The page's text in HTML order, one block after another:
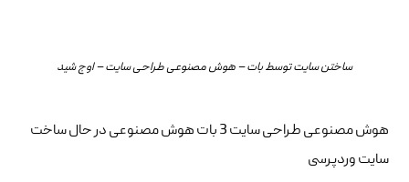
ساختن سایت توسط بات – هوش مصنوعی طراحی سایت – اوج شید
هوش مصنوعی طراحی سایت 3 بات هوش مصنوعی در حال ساخت
سایت وردپرسی